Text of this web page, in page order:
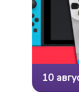
10